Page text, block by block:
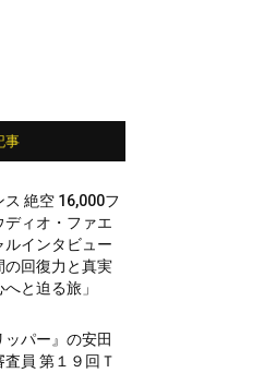
事
ス 絶空 16,000フ
ディオ・ファエ
ルインタビュー
の回復力と真実
と迫る旅」
ッパー』の安田
員 第１９回Ｔ